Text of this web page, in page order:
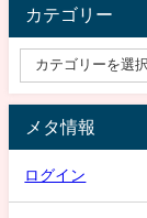
カテゴリー
メタ情報
ログイン